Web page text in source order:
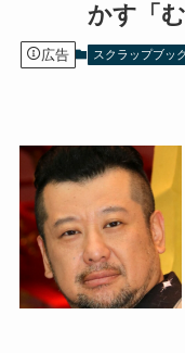
かす「
広告 スクラップブック